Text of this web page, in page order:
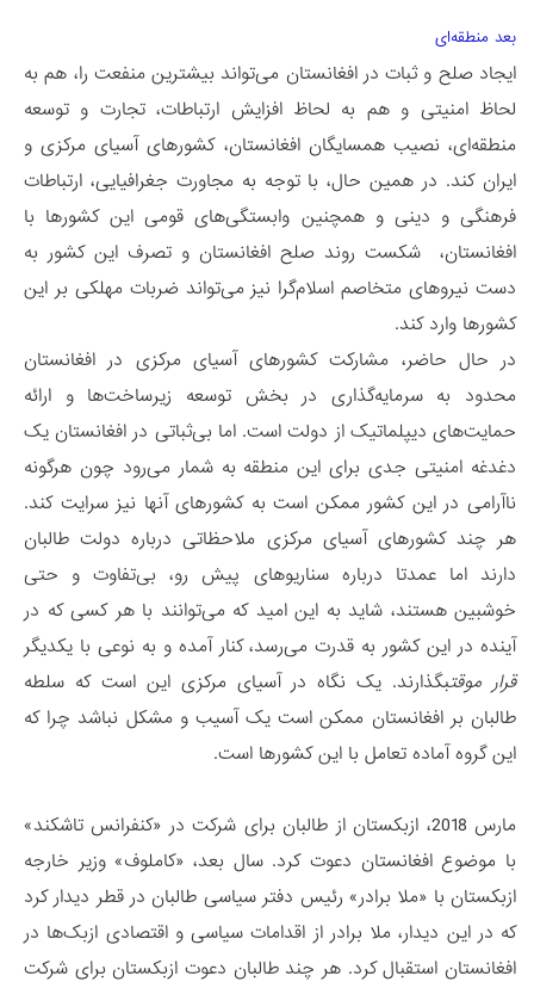
بعد منطقه‌ای
ایجاد صلح و ثبات در افغانستان می‌تواند بیشترین منفعت را، هم به
لحاظ امنیتی و هم به لحاظ افزایش ارتباطات، تجارت و توسعه
منطقه‌ای، نصیب همسایگان افغانستان، کشورهای آسیای مرکزی و
ایران کند. در همین حال، با توجه به مجاورت جغرافیایی، ارتباطات
فرهنگی و دینی و همچنین وابستگی‌های قومی این کشورها با
افغانستان، شکست روند صلح افغانستان و تصرف این کشور به
دست نیروهای متخاصم اسلام‌گرا نیز می‌تواند ضربات مهلکی بر این
کشورها وارد کند.
در حال حاضر، مشارکت کشورهای آسیای مرکزی در افغانستان
محدود به سرمایه‌گذاری در بخش توسعه زیرساخت‌ها و ارائه
حمایت‌های دیپلماتیک از دولت است. اما بی‌ثباتی در افغانستان یک
دغدغه امنیتی جدی برای این منطقه به شمار می‌رود چون هرگونه
ناآرامی در این کشور ممکن است به کشورهای آنها نیز سرایت کند.
هر چند کشورهای آسیای مرکزی ملاحظاتی درباره دولت طالبان
دارند اما عمدتا درباره سناریوهای پیش رو، بی‌تفاوت و حتی
خوشبین هستند، شاید به این امید که می‌توانند با هر کسی که در
آینده در این کشور به قدرت می‌رسد، کنار آمده و به نوعی با یکدیگر
قرار موقتبگذارند. یک نگاه در آسیای مرکزی این است که سلطه
طالبان بر افغانستان ممکن است یک آسیب و مشکل نباشد چرا که
این گروه آماده تعامل با این کشورها است.
مارس 2018، ازبکستان از طالبان برای شرکت در «کنفرانس تاشکند»
با موضوع افغانستان دعوت کرد. سال بعد، «کاملوف» وزیر خارجه
ازبکستان با «ملا برادر» رئیس دفتر سیاسی طالبان در قطر دیدار کرد
که در این دیدار، ملا برادر از اقدامات سیاسی و اقتصادی ازبک‌ها در
افغانستان استقبال کرد. هر چند طالبان دعوت ازبکستان برای شرکت